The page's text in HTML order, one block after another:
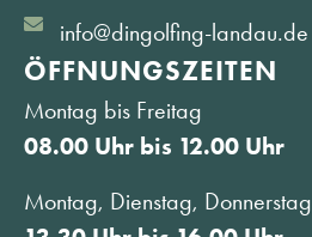
info@dingolfing-landau.de
ÖFFNUNGS­ZEITEN
Montag bis Freitag
08.00 Uhr bis 12.00 Uhr
Montag, Dienstag, Donnerstag